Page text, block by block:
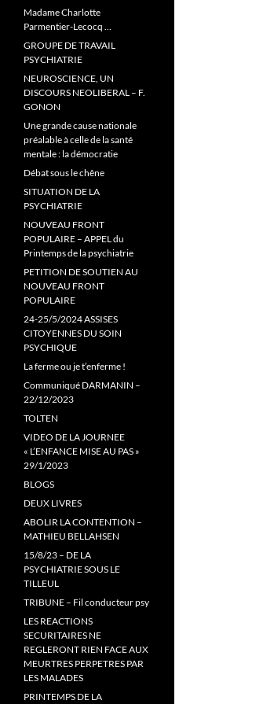
Madame Charlotte
Parmentier-Lecocq …
GROUPE DE TRAVAIL
PSYCHIATRIE
NEUROSCIENCE, UN
DISCOURS NEOLIBERAL – F.
GONON
Une grande cause nationale
préalable à celle de la santé
mentale : la démocratie
Débat sous le chêne
SITUATION DE LA
PSYCHIATRIE
NOUVEAU FRONT
POPULAIRE – APPEL du
Printemps de la psychiatrie
PETITION DE SOUTIEN AU
NOUVEAU FRONT
POPULAIRE
24-25/5/2024 ASSISES
CITOYENNES DU SOIN
PSYCHIQUE
La ferme ou je t’enferme !
Communiqué DARMANIN –
22/12/2023
TOLTEN
VIDEO DE LA JOURNEE
« L’ENFANCE MISE AU PAS »
29/1/2023
BLOGS
DEUX LIVRES
ABOLIR LA CONTENTION –
MATHIEU BELLAHSEN
15/8/23 – DE LA
PSYCHIATRIE SOUS LE
TILLEUL
TRIBUNE – Fil conducteur psy
LES REACTIONS
SECURITAIRES NE
REGLERONT RIEN FACE AUX
MEURTRES PERPETRES PAR
LES MALADES
PRINTEMPS DE LA